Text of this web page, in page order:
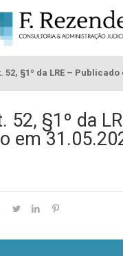
52, §1º da LRE – Publicado
52, §1º da
em